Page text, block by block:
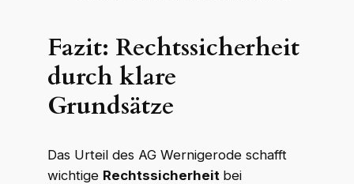
Fazit: Rechtssicherheit
durch klare
Grundsätze
Das Urteil des AG Wernigerode schafft
wichtige Rechtssicherheit bei